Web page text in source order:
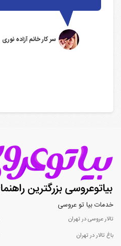
سر کار خانم آزاده نوری
خدمات بیا تو عروسی
تالار عروسی در تهران
باغ تالار در تهران